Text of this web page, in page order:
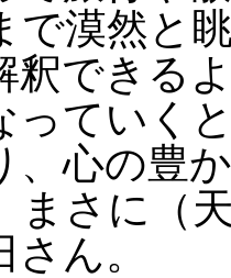
で漠然と
釈できる
っていく
、心の豊
まさに（
ん。